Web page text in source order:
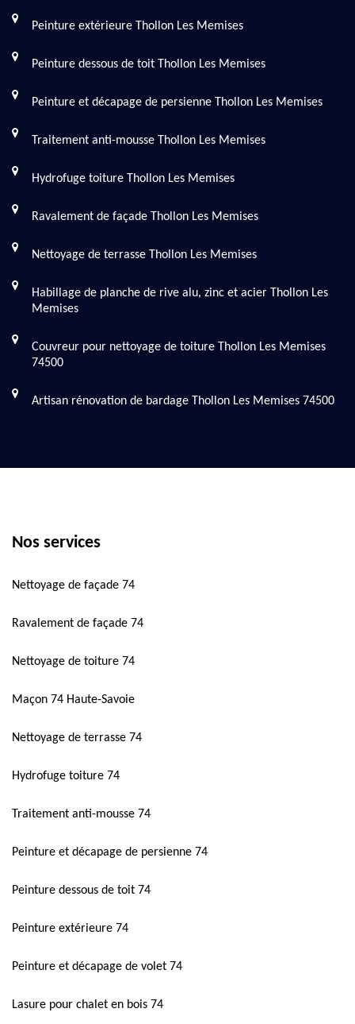
Peinture extérieure Thollon Les Memises
Peinture dessous de toit Thollon Les Memises
Peinture et décapage de persienne Thollon Les Memises
Traitement anti-mousse Thollon Les Memises
Hydrofuge toiture Thollon Les Memises
Ravalement de façade Thollon Les Memises
Nettoyage de terrasse Thollon Les Memises
Habillage de planche de rive alu, zinc et acier Thollon Les
Memises
Couvreur pour nettoyage de toiture Thollon Les Memises
74500
Artisan rénovation de bardage Thollon Les Memises 74500
Nos services
Nettoyage de façade 74
Ravalement de façade 74
Nettoyage de toiture 74
Maçon 74 Haute-Savoie
Nettoyage de terrasse 74
Hydrofuge toiture 74
Traitement anti-mousse 74
Peinture et décapage de persienne 74
Peinture dessous de toit 74
Peinture extérieure 74
Peinture et décapage de volet 74
Lasure pour chalet en bois 74